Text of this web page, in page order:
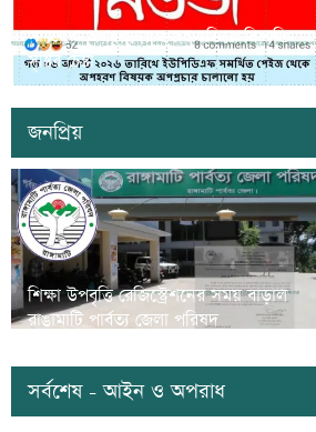
সাজেকে অপহরণের গুজব ছড়িয়ে বিভ্রান্তি
সৃষ্টির চেষ্টা
জনপ্রিয়
শিক্ষা উপবৃত্তি রেজিস্ট্রেশনের সময় বাড়াল
রাঙামাটি পার্বত্য জেলা পরিষদ
সর্বশেষ - আইন ও অপরাধ